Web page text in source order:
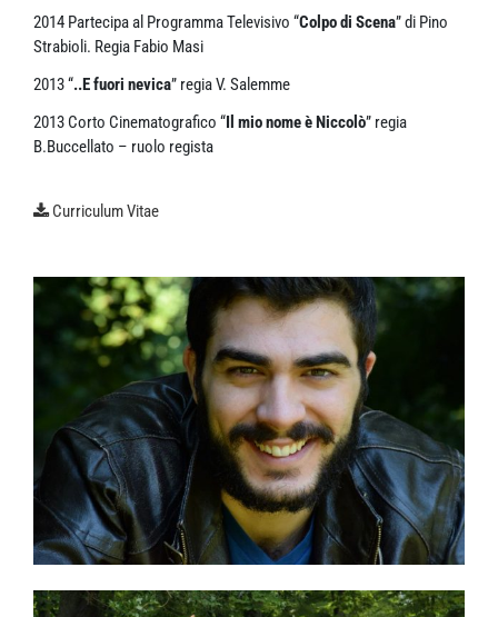
2014 Partecipa al Programma Televisivo “Colpo di Scena” di Pino
Strabioli. Regia Fabio Masi
2013 “..E fuori nevica” regia V. Salemme
2013 Corto Cinematografico “Il mio nome è Niccolò” regia
B.Buccellato – ruolo regista
Curriculum Vitae